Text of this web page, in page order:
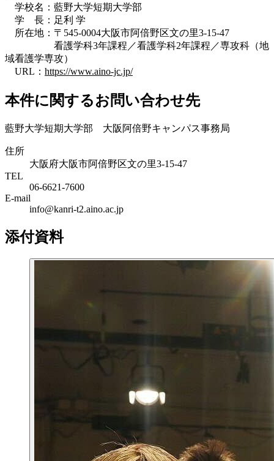
学校名：藍野大学短期大学部
学 長：足利 学
所在地：〒545-0004大阪市阿倍野区文の里3-15-47
看護学科3年課程／看護学科2年課程／専攻科（地
域看護学専攻）
URL： https://www.aino-jc.jp/
本件に関するお問い合わせ先
藍野大学短期大学部 大阪阿倍野キャンパス事務局
住所
大阪府大阪市阿倍野区文の里3-15-47
TEL
06-6621-7600
E-mail
info@kanri-t2.aino.ac.jp
添付資料